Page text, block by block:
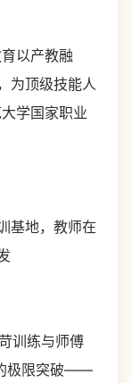
以产教融
为顶级技能人
学国家职业
地，教师在
训练与师傅
极限突破——